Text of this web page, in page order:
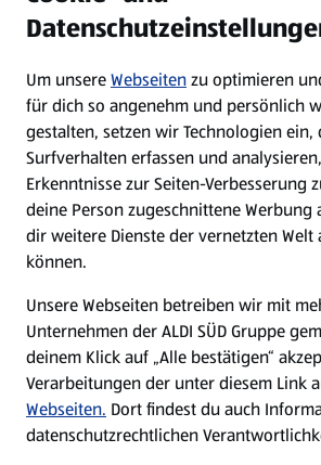
Newsletter
WhatsApp
Über ALDI SÜD
Filialen
E-Ladestationen
Nachhaltigkeit
Karriere
Presse
Um unsereWebseitenzu optimieren
für dich so angenehm und persönlich
gestalten, setzen wir Technologien ein,
Surfverhalten erfassen und
Erkenntnisse zur Seiten-Verbesserung
deine Person zugeschnittene Werbung
dir weitere Dienste der vernetzten Welt
können.
Unsere Webseiten betreiben wir mit
Unternehmen der ALDI SÜD Gruppe
deinem Klick auf „Alle bestätigen“
Verarbeitungen der unter diesem Link
Webseiten. Dort findest du auch
datenschutzrechtlichen